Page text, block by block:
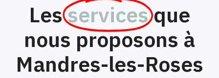
Lesservices que
nous proposons à
Mandres-les-Roses